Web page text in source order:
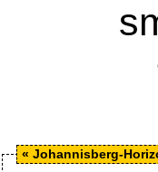
« Johannisberg-